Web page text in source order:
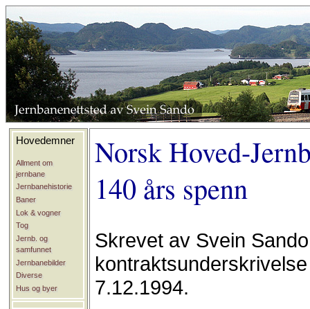
Hovedemner
Allment om
jernbane
Jernbanehistorie
Baner
Lok & vogner
Tog
Jernb. og
samfunnet
Jernbanebilder
Diverse
Hus og byer
Norsk Hoved-
140 års spenn
Skrevet av Svein
7.12.1994.